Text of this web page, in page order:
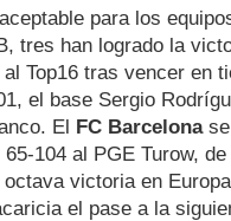
para los
tres han logrado la
Top16 tras vencer en
el base Sergio
El FC Barcelonase
104 al PGE Turow,
victoria en
el pase a la